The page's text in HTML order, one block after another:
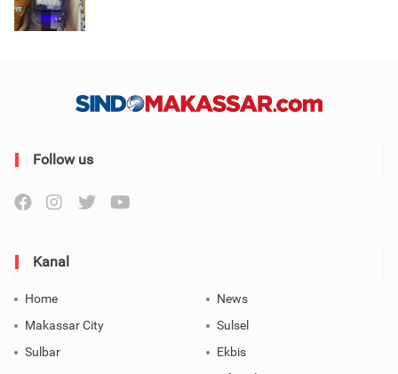
Follow us
Kanal
Home
News
Makassar City
Sulsel
Sulbar
Ekbis